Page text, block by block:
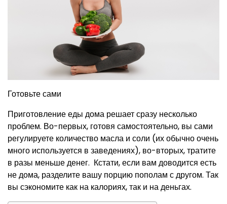
Готовьте сами
Приготовление еды дома решает сразу несколько
проблем. Во-первых, готовя самостоятельно, вы сами
регулируете количество масла и соли (их обычно очень
много используется в заведениях), во-вторых, тратите
в разы меньше денег. Кстати, если вам доводится есть
не дома, разделите вашу порцию пополам с другом. Так
вы сэкономите как на калориях, так и на деньгах.